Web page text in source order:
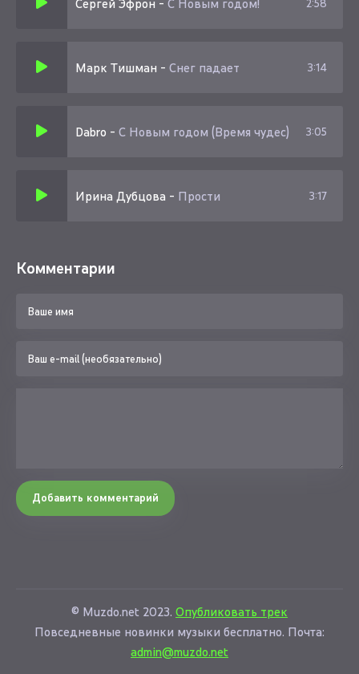
Сергей Эфрон - С Новым годом! 2:58
Марк Тишман - Снег падает 3:14
Dabro - С Новым годом (Время чудес) 3:05
Ирина Дубцова - Прости 3:17
Комментарии
Добавить комментарий
© Muzdo.net 2023. Опубликовать трек
Повседневные новинки музыки бесплатно. Почта:
admin@muzdo.net